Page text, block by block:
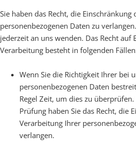
Sie haben das Recht, die
personenbezogenen Daten zu
jederzeit an uns wenden. Das Recht auf
Verarbeitung besteht in folgenden
Wenn Sie die Richtigkeit Ihrer bei
personenbezogenen Daten
Regel Zeit, um dies zu
Prüfung haben Sie das Recht, die
Verarbeitung Ihrer
verlangen.